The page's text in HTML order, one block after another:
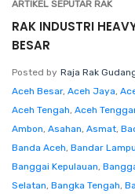
ARTIKEL SEPUTAR RAK
RAK INDUSTRI
BESAR
Posted by Raja Rak
Aceh Besar, Aceh Jaya,
Aceh Tengah, Aceh
Ambon, Asahan, Asmat,
Banda Aceh, Bandar
Banggai Kepulauan,
Selatan, Bangka Tengah,